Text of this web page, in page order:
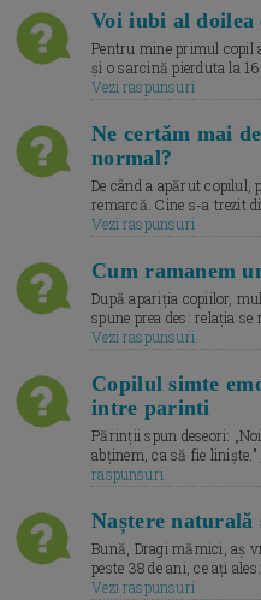
Voi iubi al
Pentru mine primul copil
și o sarcină pierduta la
Vezi raspunsuri
Ne certăm mai
normal?
De când a apărut copilul,
remarcă. Cine s-a trezit
Vezi raspunsuri
Cum ramanem
După apariția copiilor,
spune prea des: relația
Vezi raspunsuri
Copilul simte
intre parinti
Părinții spun deseori:
abținem, ca să fie
raspunsuri
Naștere naturală
Bună, Dragi mămici, aș
peste 38 de ani, ce ați
Vezi raspunsuri